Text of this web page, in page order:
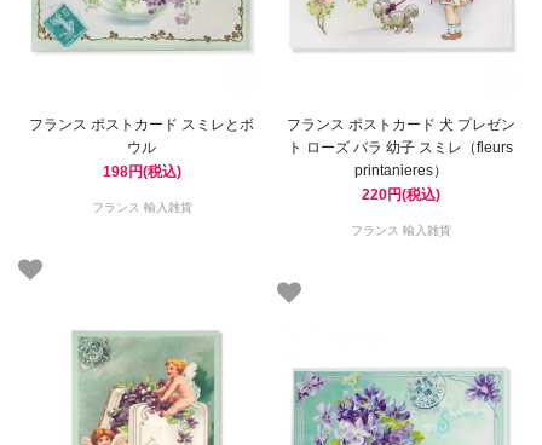
フランス ポストカード スミレとボ
ウル
198円(税込)
フランス 輸入雑貨
フランス ポストカード 犬 プレゼン
ト ローズ バラ 幼子 スミレ（fleurs
printanieres）
220円(税込)
フランス 輸入雑貨